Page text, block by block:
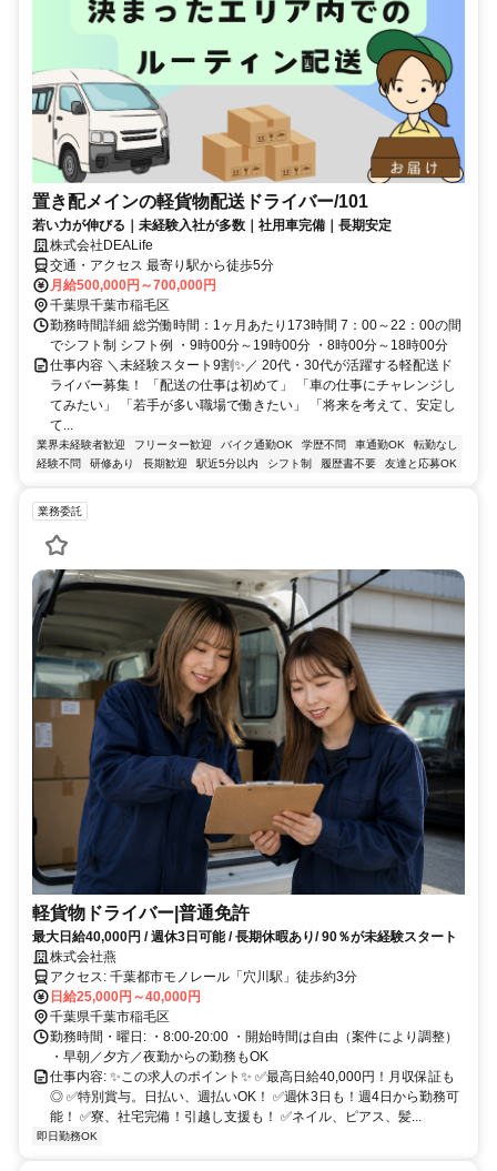
置き配メインの軽貨物配送ドライバー/101
若い力が伸びる｜未経験入社が多数｜社用車完備｜長期安定
株式会社DEALife
交通・アクセス 最寄り駅から徒歩5分
月給500,000円～700,000円
千葉県千葉市稲毛区
勤務時間詳細 総労働時間：1ヶ月あたり173時間 7：00～22：00の間
でシフト制 シフト例 ・9時00分～19時00分 ・8時00分～18時00分
仕事内容 ＼未経験スタート9割✨／ 20代・30代が活躍する軽配送ド
ライバー募集！ 「配送の仕事は初めて」 「車の仕事にチャレンジし
てみたい」 「若手が多い職場で働きたい」 「将来を考えて、安定し
て...
業界未経験者歓迎 フリーター歓迎 バイク通勤OK 学歴不問 車通勤OK
転勤なし
経験不問
研修あり 長期歓迎 駅近5分以内 シフト制 履歴書不要 友達と応募OK
業務委託
軽貨物ドライバー|普通免許
最大日給40,000円 / 週休3日可能 / 長期休暇あり/ 90％が未経験スタート
株式会社燕
アクセス: 千葉都市モノレール「穴川駅」徒歩約3分
日給25,000円～40,000円
千葉県千葉市稲毛区
勤務時間・曜日: ・8:00-20:00 ・開始時間は自由（案件により調整）
・早朝／夕方／夜勤からの勤務もOK
仕事内容: ✨この求人のポイント✨ ✅最高日給40,000円！月収保証も
◎ ✅特別賞与。日払い、週払いOK！ ✅週休3日も！週4日から勤務可
能！ ✅寮、社宅完備！引越し支援も！ ✅ネイル、ピアス、髪...
即日勤務OK